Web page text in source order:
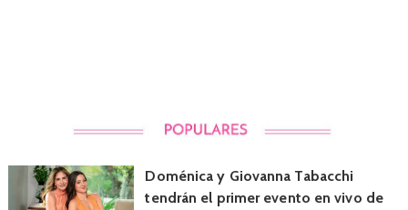
Doménica y Giovanna Tabacchi
tendrán el primer evento en vivo de